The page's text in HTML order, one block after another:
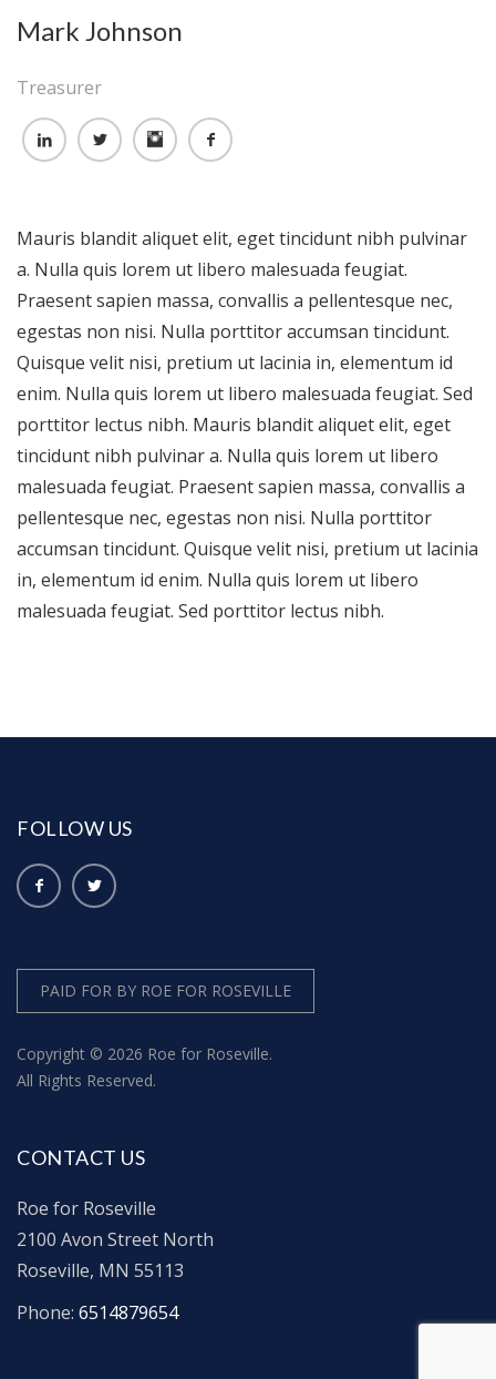
Mark Johnson
Treasurer
Mauris blandit aliquet elit, eget tincidunt nibh pulvinar
a. Nulla quis lorem ut libero malesuada feugiat.
Praesent sapien massa, convallis a pellentesque nec,
egestas non nisi. Nulla porttitor accumsan tincidunt.
Quisque velit nisi, pretium ut lacinia in, elementum id
enim. Nulla quis lorem ut libero malesuada feugiat. Sed
porttitor lectus nibh. Mauris blandit aliquet elit, eget
tincidunt nibh pulvinar a. Nulla quis lorem ut libero
malesuada feugiat. Praesent sapien massa, convallis a
pellentesque nec, egestas non nisi. Nulla porttitor
accumsan tincidunt. Quisque velit nisi, pretium ut lacinia
in, elementum id enim. Nulla quis lorem ut libero
malesuada feugiat. Sed porttitor lectus nibh.
FOLLOW US
PAID FOR BY ROE FOR ROSEVILLE
Copyright © 2026 Roe for Roseville.
All Rights Reserved.
CONTACT US
Roe for Roseville
2100 Avon Street North
Roseville, MN 55113
Phone: 6514879654